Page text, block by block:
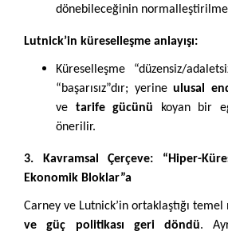
dönebileceğinin
Lutnick’in küreselleşme anlayışı:
Küreselleşme “düzensiz/
“başarısız”dır; yerine ulusal
ve tarife gücünü koyan bir
önerilir.
3. Kavramsal Çerçeve: “Hiper-
Ekonomik Bloklar”a
Carney ve Lutnick’in ortaklaştığı temel
ve güç politikası geri döndü.